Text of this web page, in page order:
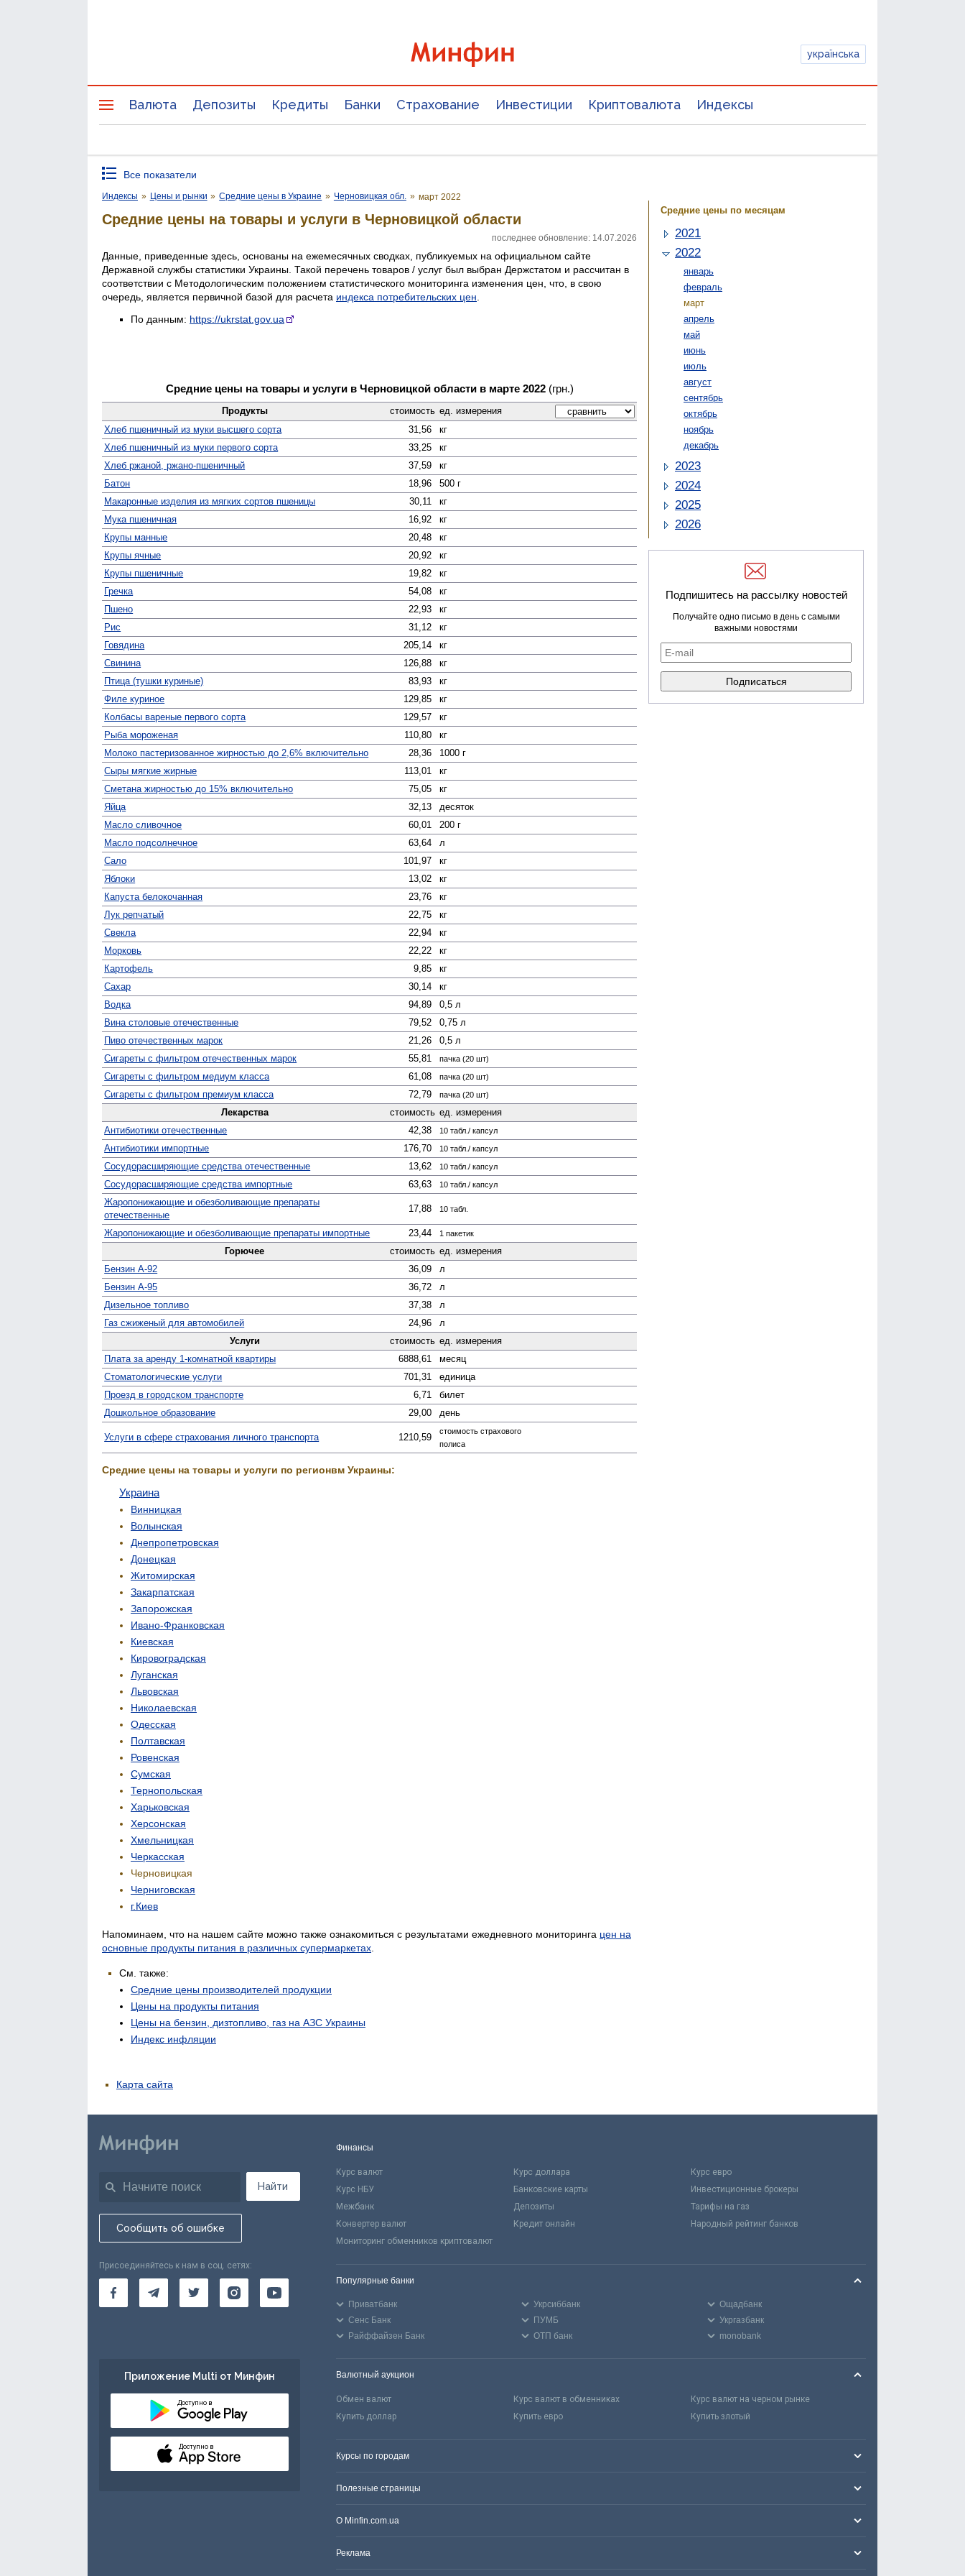
українська
Валюта Депозиты Кредиты Банки Страхование Инвестиции Криптовалюта Индексы
Все показатели
Индексы » Цены и рынки » Средние цены в Украине » Черновицкая обл. » март 2022
Средние цены на товары и услуги в Черновицкой области
последнее обновление: 14.07.2026
Данные, приведенные здесь, основаны на ежемесячных сводках, публикуемых на официальном сайте
Державной службы статистики Украины. Такой перечень товаров / услуг был выбран Держстатом и рассчитан в
соответствии с Методологическим положением статистического мониторинга изменения цен, что, в свою
очередь, является первичной базой для расчета индекса потребительских цен
По данным: https://ukrstat.gov.ua
Средние цены на товары и услуги в Черновицкой области в марте 2022 (грн.)
Продукты стоимость ед. измерения
Хлеб пшеничный из муки высшего сорта
31,56
кг
Хлеб пшеничный из муки первого сорта
33,25
кг
Хлеб ржаной, ржано-пшеничный
37,59
кг
Батон
18,96
500 г
Макаронные изделия из мягких сортов пшеницы
30,11
кг
Мука пшеничная
16,92
кг
Крупы манные
20,48
кг
Крупы ячные
20,92
кг
Крупы пшеничные
19,82
кг
Гречка
54,08
кг
Пшено
22,93
кг
Рис
31,12
кг
Говядина
205,14
кг
Свинина
126,88
кг
Птица (тушки куриные)
83,93
кг
Филе куриное
129,85
кг
Колбасы вареные первого сорта
129,57
кг
Рыба мороженая
110,80
кг
Молоко пастеризованное жирностью до 2,6% включительно
28,36
1000 г
Сыры мягкие жирные
113,01
кг
Сметана жирностью до 15% включительно
75,05
кг
Яйца
32,13
десяток
Масло сливочное
60,01
200 г
Масло подсолнечное
63,64
л
Сало
101,97
кг
Яблоки
13,02
кг
Капуста белокочанная
23,76
кг
Лук репчатый
22,75
кг
Свекла
22,94
кг
Морковь
22,22
кг
Картофель
9,85
кг
Сахар
30,14
кг
Водка
94,89
0,5 л
Вина столовые отечественные
79,52
0,75 л
Пиво отечественных марок
21,26
0,5 л
Сигареты с фильтром отечественных марок
55,81 пачка (20 шт)
Сигареты с фильтром медиум класса 61,08 пачка (20 шт)
Сигареты с фильтром премиум класса 72,79 пачка (20 шт)
Лекарства стоимость ед. измерения
Антибиотики отечественные
42,38 10 табл./ капсул
Антибиотики импортные 176,70 10 табл./ капсул
Сосудо­расширяющие средства отечественные 13,62 10 табл./ капсул
Сосуд­орасширяющие средства импортные 63,63 10 табл./ капсул
Жаро­понижающие и обезболивающие препараты
отечественные
17,88 10 табл.
Жаро­понижающие и обезболивающие препараты импортные 23,44 1 пакетик
Горючее стоимость ед. измерения
Бензин А-92
36,09
л
Бензин А-95
36,72
л
Дизельное топливо
37,38
л
Газ сжиженый для автомобилей
24,96
л
Услуги
стоимость ед. измерения
Плата за аренду 1-комнатной квартиры
6888,61
месяц
Стомато­логические услуги
701,31
единица
Проезд в городском транспорте
6,71
билет
Дошкольное образование
29,00 день
Услуги в сфере страхования личного транспорта 1210,59
стоимость страхового
полиса
Средние цены на товары и услуги по регионвм Украины:
Украина
Винницкая
Волынская
Днепропетровская
Донецкая
Житомирская
Закарпатская
Запорожская
Ивано-Франковская
Киевская
Кировоградская
Луганская
Львовская
Николаевская
Одесская
Полтавская
Ровенская
Сумская
Тернопольская
Харьковская
Херсонская
Хмельницкая
Черкасская
Черновицкая
Черниговская
г.Киев
Напоминаем, что на нашем сайте можно также ознакомиться с результатами ежедневного мониторинга цен на
основные продукты питания в различных супермаркетах
См. также:
Средние цены производителей продукции
Цены на продукты питания
Цены на бензин, дизтопливо, газ на АЗС Украины
Индекс инфляции
Средние цены по месяцам
2021
2022
январь
февраль
март
апрель
май
июнь
июль
август
сентябрь
октябрь
ноябрь
декабрь
2023
2024
2025
2026
Подпишитесь на рассылку новостей
Получайте одно письмо в день с самыми
важными новостями
Карта сайта
Найти
Сообщить об ошибке
Присоединяйтесь к нам в соц. сетях:
Приложение Multi от Минфин
Доступно в
Доступно в
Финансы
Курс валют Курс доллара
Курс евро
Курс НБУ
Банковские карты
Инвестиционные брокеры
Межбанк
Депозиты
Тарифы на газ
Конвертер валют
Кредит онлайн
Народный рейтинг банков
Мониторинг обменников криптовалют
Популярные банки
Приватбанк Укрсиббанк
Ощадбанк
Сенс Банк
ПУМБ
Укргазбанк
Райффайзен Банк
ОТП банк monobank
Валютный аукцион
Обмен валют Курс валют в обменниках
Курс валют на черном рынке
Купить доллар
Купить евро Купить злотый
Курсы по городам
Полезные страницы
О Minfin.com.ua
Реклама